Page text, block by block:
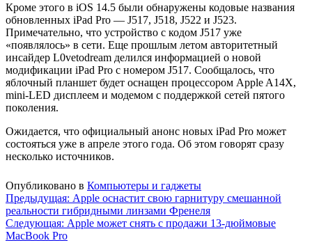
Кроме этого в iOS 14.5 были обнаружены кодовые названия
обновленных iPad Pro — J517, J518, J522 и J523.
Примечательно, что устройство с кодом J517 уже
«появлялось» в сети. Еще прошлым летом авторитетный
инсайдер L0vetodream делился информацией о новой
модификации iPad Pro с номером J517. Сообщалось, что
яблочный планшет будет оснащен процессором Apple A14X,
mini-LED дисплеем и модемом с поддержкой сетей пятого
поколения.
Ожидается, что официальный анонс новых iPad Pro может
состояться уже в апреле этого года. Об этом говорят сразу
несколько источников.
Опубликовано в Компьютеры и гаджеты
Навигация
по
записям
Предыдущая: Apple оснастит свою гарнитуру смешанной
реальности гибридными линзами Френеля
Следующая: Apple может снять с продажи 13-дюймовые
MacBook Pro